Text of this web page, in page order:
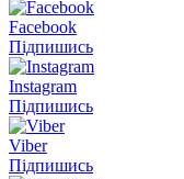
Facebook
Підпишись
Instagram
Підпишись
Viber
Підпишись